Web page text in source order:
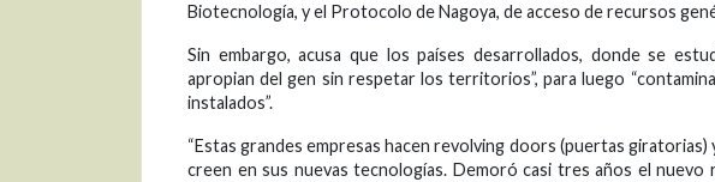
Biotecnología, y el Protocolo de Nagoya, de acceso de recursos
Sin embargo, acusa que los países desarrollados, donde se
apropian del gen sin respetar los territorios”, para luego
instalados”.
“Estas grandes empresas hacen revolving doors (puertas
creen en sus nuevas tecnologías. Demoró casi tres años el nuevo